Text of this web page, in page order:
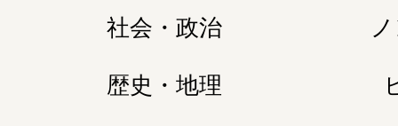
社会・政治
歴史・地理